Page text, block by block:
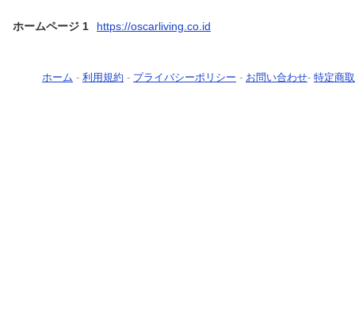
ホームページ 1 https://oscarliving.co.id
ホーム - 利用規約 - プライバシーポリシー - お問い合わせ- 特定商